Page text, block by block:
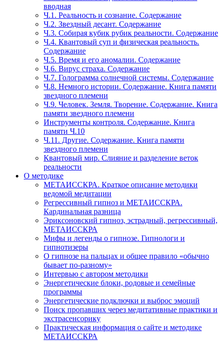
вводная
Ч.1. Реальность и сознание. Содержание
Ч.2. Звездный десант. Содержание
Ч.3. Собирая кубик рубик реальности. Содержание
Ч.4. Квантовый суп и физическая реальность.
Содержание
Ч.5. Время и его аномалии. Содержание
Ч.6. Вирус страха. Содержание
Ч.7. Голограмма солнечной системы. Содержание
Ч.8. Немного истории. Содержание. Книга памяти
звездного племени
Ч.9. Человек. Земля. Творение. Содержание. Книга
памяти звездного племени
Инструменты контроля. Содержание. Книга
памяти Ч.10
Ч.11. Другие. Содержание. Книга памяти
звездного племени
Квантовый мир. Слияние и разделение веток
реальности
О методике
МЕТАИССКРА. Краткое описание методики
ведомой медитации
Регрессивный гипноз и МЕТАИССКРА.
Кардинальная разница
Эриксоновский гипноз, эстрадный, регрессивный,
МЕТАИССКРА
Мифы и легенды о гипнозе. Гипнологи и
гипнотизеры
О гипнозе на пальцах и общее правило «обычно
бывает по-разному»
Интервью с автором методики
Энергетические блоки, родовые и семейные
программы
Энергетические подключки и выброс эмоций
Поиск пропавших через медитативные практики и
экстрасенсорику
Практическая информация о сайте и методике
МЕТАИССКРА